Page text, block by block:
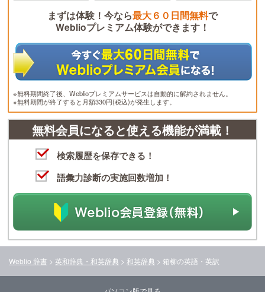
まずは体験！今なら最大６０日間無料で
Weblioプレミアム体験ができます！
※無料期間終了後、Weblioプレミアムサービスは自動的に解約されません。
※無料期間が終了すると月額330円(税込)が発生します。
無料会員になると使える機能が満載！
検索履歴を保存できる！
語彙力診断の実施回数増加！
Weblio 辞書 > 英和辞典・和英辞典 > 和英辞典 > 箱柳の英語・英訳